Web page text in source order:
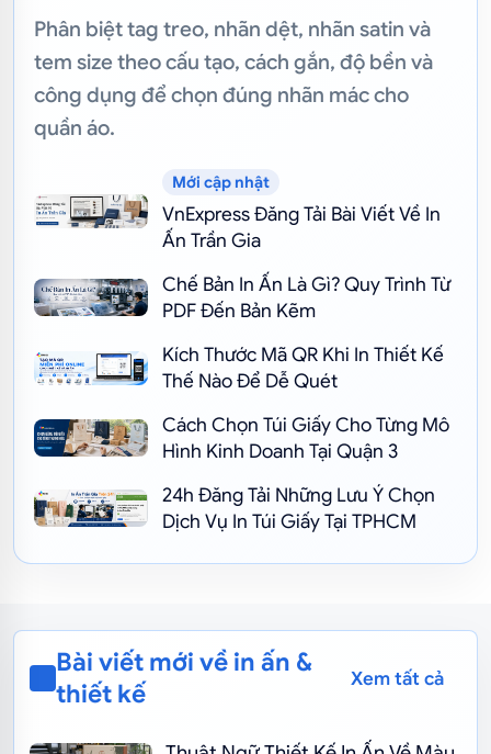
Phân biệt tag treo, nhãn dệt, nhãn satin và
tem size theo cấu tạo, cách gắn, độ bền và
công dụng để chọn đúng nhãn mác cho
quần áo.
Mới cập nhật
VnExpress Đăng Tải Bài Viết Về In
Ấn Trần Gia
Chế Bản In Ấn Là Gì? Quy Trình Từ
PDF Đến Bản Kẽm
Kích Thước Mã QR Khi In Thiết Kế
Thế Nào Để Dễ Quét
Cách Chọn Túi Giấy Cho Từng Mô
Hình Kinh Doanh Tại Quận 3
24h Đăng Tải Những Lưu Ý Chọn
Dịch Vụ In Túi Giấy Tại TPHCM
Bài viết mới về in ấn &
thiết kế
Xem tất cả